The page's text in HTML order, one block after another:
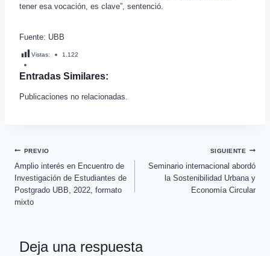
tener esa vocación, es clave”, sentenció.
Fuente: UBB
Vistas: 1.122
Entradas Similares:
Publicaciones no relacionadas.
PREVIO
Amplio interés en Encuentro de
Investigación de Estudiantes de
Postgrado UBB, 2022, formato
mixto
SIGUIENTE
Seminario internacional abordó
la Sostenibilidad Urbana y
Economía Circular
Deja una respuesta